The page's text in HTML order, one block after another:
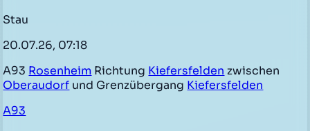
Stau
20.07.26, 07:18
A93 Rosenheim Richtung Kiefersfelden zwischen
Oberaudorf und Grenzübergang Kiefersfelden
A93